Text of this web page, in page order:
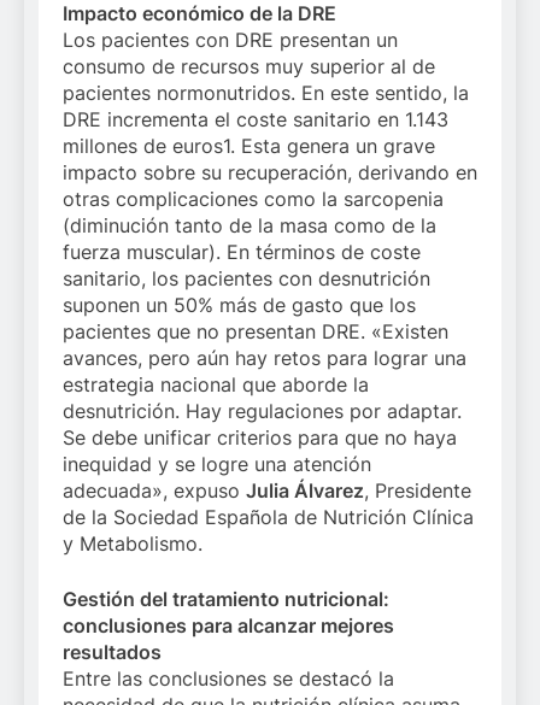
Impacto económico de la DRE
Los pacientes con DRE presentan un
consumo de recursos muy superior al de
pacientes normonutridos. En este sentido, la
DRE incrementa el coste sanitario en 1.143
millones de euros1. Esta genera un grave
impacto sobre su recuperación, derivando en
otras complicaciones como la sarcopenia
(diminución tanto de la masa como de la
fuerza muscular). En términos de coste
sanitario, los pacientes con desnutrición
suponen un 50% más de gasto que los
pacientes que no presentan DRE. «Existen
avances, pero aún hay retos para lograr una
estrategia nacional que aborde la
desnutrición. Hay regulaciones por adaptar.
Se debe unificar criterios para que no haya
inequidad y se logre una atención
adecuada», expuso Julia Álvarez, Presidente
de la Sociedad Española de Nutrición Clínica
y Metabolismo.
Gestión del tratamiento nutricional:
conclusiones para alcanzar mejores
resultados
Entre las conclusiones se destacó la